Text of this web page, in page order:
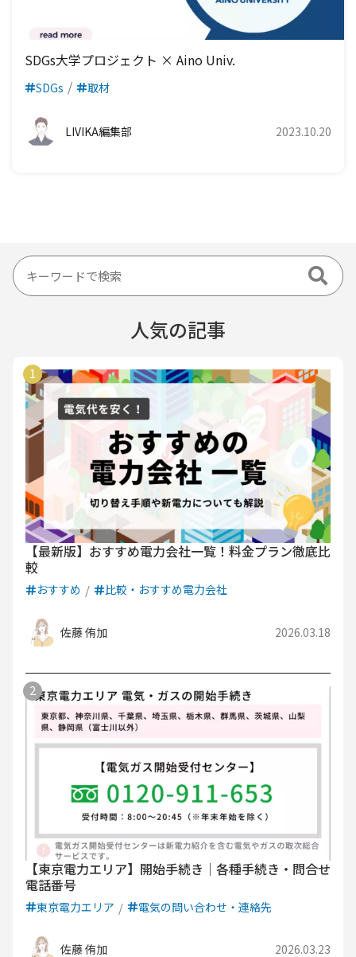
SDGs大学プロジェクト × Aino Univ.
SDGs 取材
LIVIKA編集部 2023.10.20
人気の記事
【最新版】おすすめ電力会社一覧！料金プラン徹底比
較
おすすめ 比較・おすすめ電力会社
佐藤 侑加 2026.03.18
【東京電力エリア】開始手続き｜各種手続き・問合せ
電話番号
東京電力エリア 電気の問い合わせ・連絡先
佐藤 侑加 2026.03.23